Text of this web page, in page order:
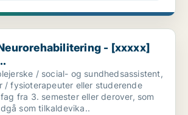
- [xxxxx](CfN) søge...
- [xxxxx]
/ social- og sundhedsassistent,
/ fysioterapeuter eller studerende
fra 3. semester eller derover, som
som tilkaldevika..